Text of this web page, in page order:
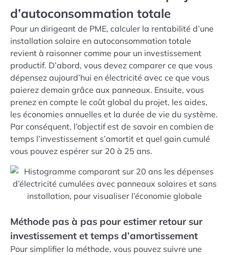
d’autoconsommation totale
Pour un dirigeant de PME, calculer la rentabilité d’une
installation solaire en autoconsommation totale
revient à raisonner comme pour un investissement
productif. D’abord, vous devez comparer ce que vous
dépensez aujourd’hui en électricité avec ce que vous
paierez demain grâce aux panneaux. Ensuite, vous
prenez en compte le coût global du projet, les aides,
les économies annuelles et la durée de vie du système.
Par conséquent, l’objectif est de savoir en combien de
temps l’investissement s’amortit et quel gain cumulé
vous pouvez espérer sur 20 à 25 ans.
Méthode pas à pas pour estimer retour sur
investissement et temps d’amortissement
Pour simplifier la méthode, vous pouvez suivre une